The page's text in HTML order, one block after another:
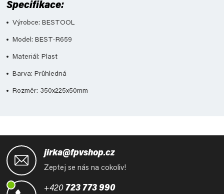
Specifikace:
Výrobce: BESTOOL
Model: BEST-R659
Materiál: Plast
Barva: Průhledná
Rozměr: 350x225x50mm
jirka@fpvshop.cz
Zeptej se nás na cokoliv!
+420 723 773 990